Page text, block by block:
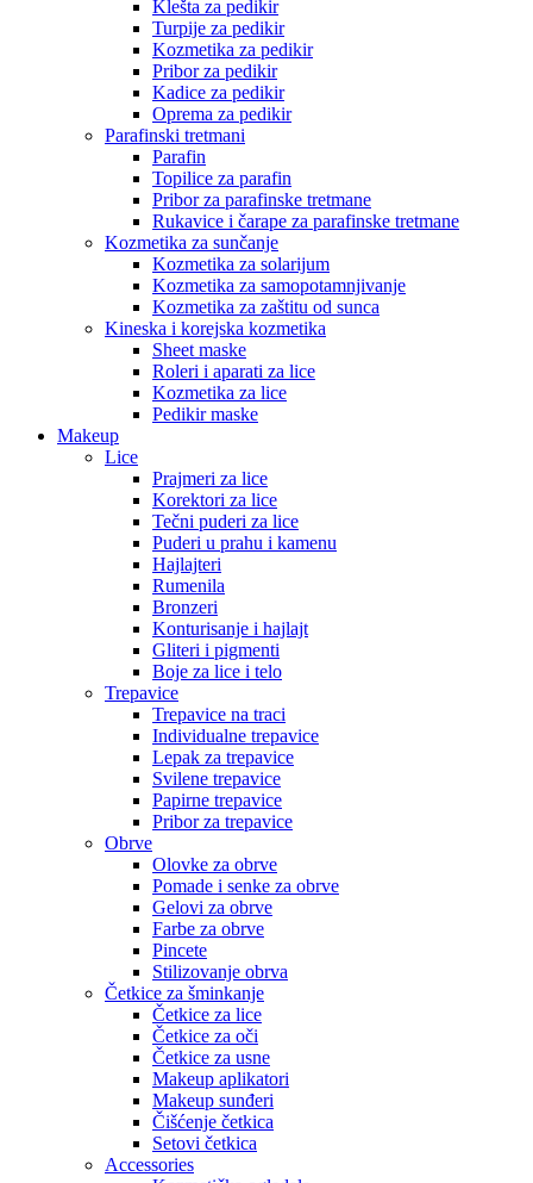
Klešta za pedikir
Turpije za pedikir
Kozmetika za pedikir
Pribor za pedikir
Kadice za pedikir
Oprema za pedikir
Parafinski tretmani
Parafin
Topilice za parafin
Pribor za parafinske tretmane
Rukavice i čarape za parafinske tretmane
Kozmetika za sunčanje
Kozmetika za solarijum
Kozmetika za samopotamnjivanje
Kozmetika za zaštitu od sunca
Kineska i korejska kozmetika
Sheet maske
Roleri i aparati za lice
Kozmetika za lice
Pedikir maske
Makeup
Lice
Prajmeri za lice
Korektori za lice
Tečni puderi za lice
Puderi u prahu i kamenu
Hajlajteri
Rumenila
Bronzeri
Konturisanje i hajlajt
Gliteri i pigmenti
Boje za lice i telo
Trepavice
Trepavice na traci
Individualne trepavice
Lepak za trepavice
Svilene trepavice
Papirne trepavice
Pribor za trepavice
Obrve
Olovke za obrve
Pomade i senke za obrve
Gelovi za obrve
Farbe za obrve
Pincete
Stilizovanje obrva
Četkice za šminkanje
Četkice za lice
Četkice za oči
Četkice za usne
Makeup aplikatori
Makeup sunđeri
Čišćenje četkica
Setovi četkica
Accessories